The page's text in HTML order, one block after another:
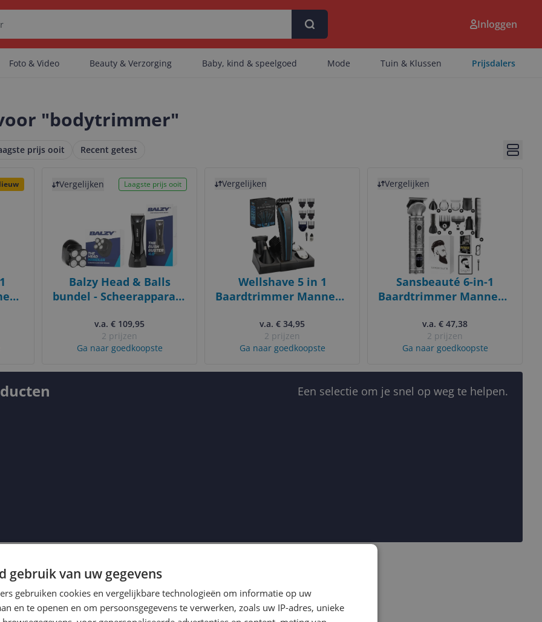
Er zijn geen categorieën gevonden.
Er zijn geen artikelen gevonden.
Inloggen
Foto & Video Beauty & Verzorging Baby, kind & speelgoed Mode Tuin & Klussen Prijsdalers
"bodytrimmer"
prijs ooit Recent getest
-
-
-
Vergelijken Laagste prijs ooit
Balzy Head & Balls
bundel - Scheerapparaat
Tondeuse
v.a. € 109,95
2 prijzen
Ga naar goedkoopste
Vergelijken
Wellshave 5 in 1
Baardtrimmer Mannen -
Lichaam - Bodytrimmer
heren - Bodygroomer
mannen - Vaderdag
Cadeau
v.a. € 34,95
2 prijzen
Ga naar goedkoopste
Vergelijken
Sansbeauté 6-in-1
Baardtrimmer Mannen -
Lichaam - Incl. 6
opzetstukken -
Bodygroomer Mannen -
Bodytrimmer Heren -
Tondeuse - 0.5-15MM -
Neus en Oor -
v.a. € 47,38
2 prijzen
Ga naar goedkoopste
Een selectie om je snel op weg te helpen.
gebruik van uw gegevens
gebruiken cookies en vergelijkbare technologieën om informatie op uw
en te openen en om persoonsgegevens te verwerken, zoals uw IP-adres, unieke